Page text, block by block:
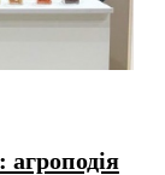
агроподія